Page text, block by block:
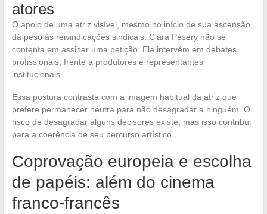
atores
O apoio de uma atriz visível, mesmo no início de sua ascensão,
dá peso às reivindicações sindicais. Clara Pésery não se
contenta em assinar uma petição. Ela intervém em debates
profissionais, frente a produtores e representantes
institucionais.
Essa postura contrasta com a imagem habitual da atriz que
prefere permanecer neutra para não desagradar a ninguém. O
risco de desagradar alguns decisores existe, mas isso contribui
para a coerência de seu percurso artístico.
Coprovação europeia e escolha
de papéis: além do cinema
franco-francês